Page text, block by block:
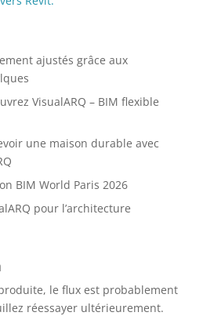
ajustés grâce aux
VisualARQ – BIM flexible
une maison durable avec
BIM World Paris 2026
pour l’architecture
le flux est probablement
réessayer ultérieurement.